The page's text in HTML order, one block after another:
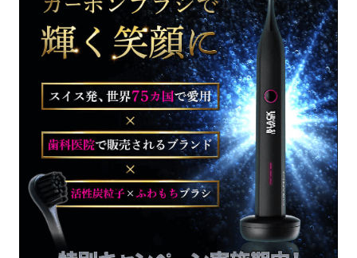
お役立ち資料
無料お見積もり お問い合わせ